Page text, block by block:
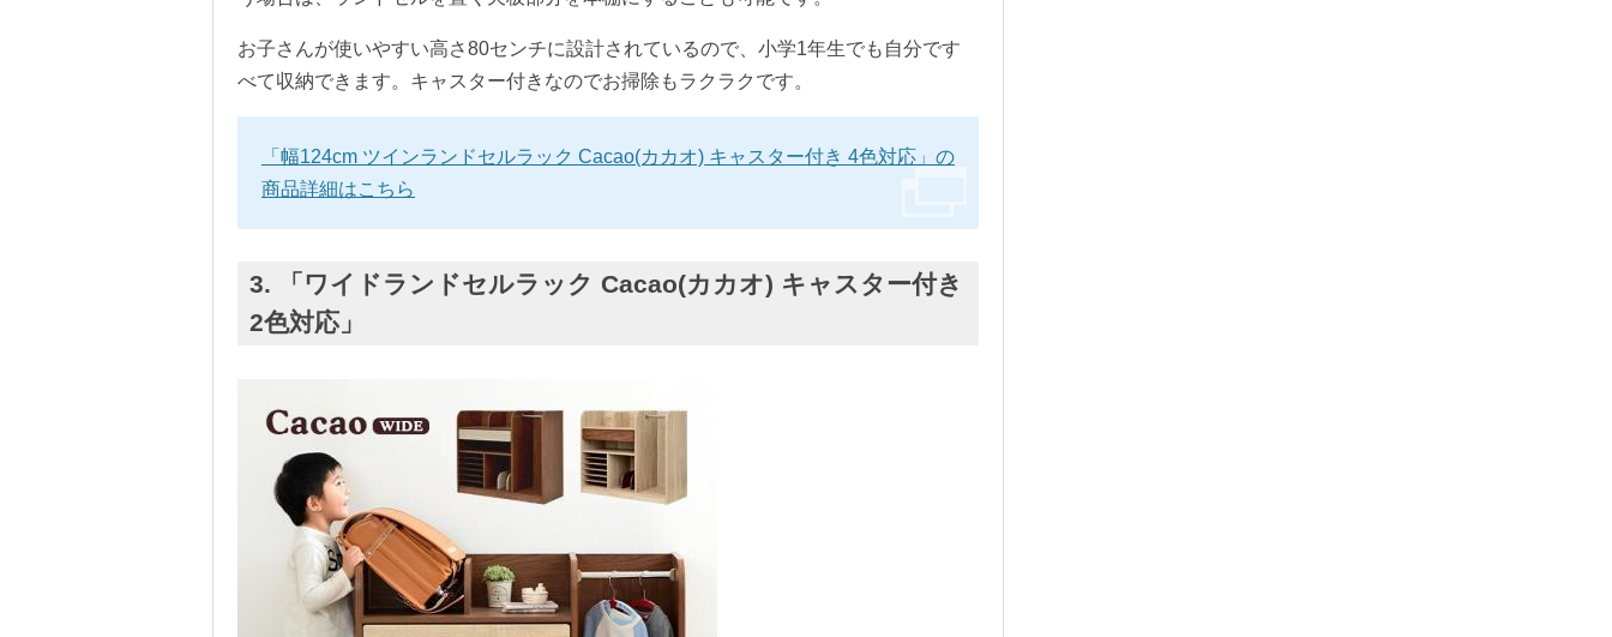
お子さんが使いやすい高さ80センチに設計されているので、小学1年生でも自分です
べて収納できます。キャスター付きなのでお掃除もラクラクです。
「幅124cm ツインランドセルラック Cacao(カカオ) キャスター付き 4色対応」の
商品詳細はこちら
3. 「ワイドランドセルラック Cacao(カカオ) キャスター付き
2色対応」